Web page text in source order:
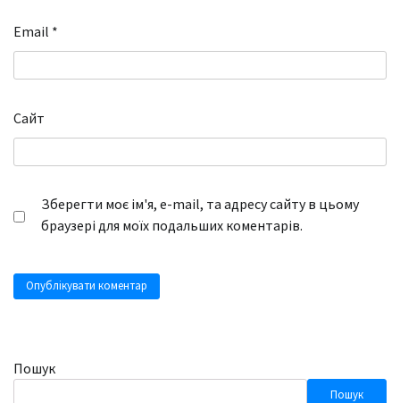
Email *
Сайт
Зберегти моє ім'я, e-mail, та адресу сайту в цьому
браузері для моїх подальших коментарів.
Пошук
Пошук